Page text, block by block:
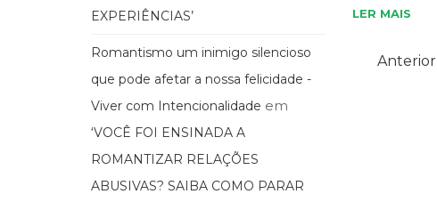
LER MAIS
Anterior
EXPERIÊNCIAS’
Romantismo um inimigo silencioso
que pode afetar a nossa felicidade -
Viver com Intencionalidade em
‘VOCÊ FOI ENSINADA A
ROMANTIZAR RELAÇÕES
ABUSIVAS? SAIBA COMO PARAR